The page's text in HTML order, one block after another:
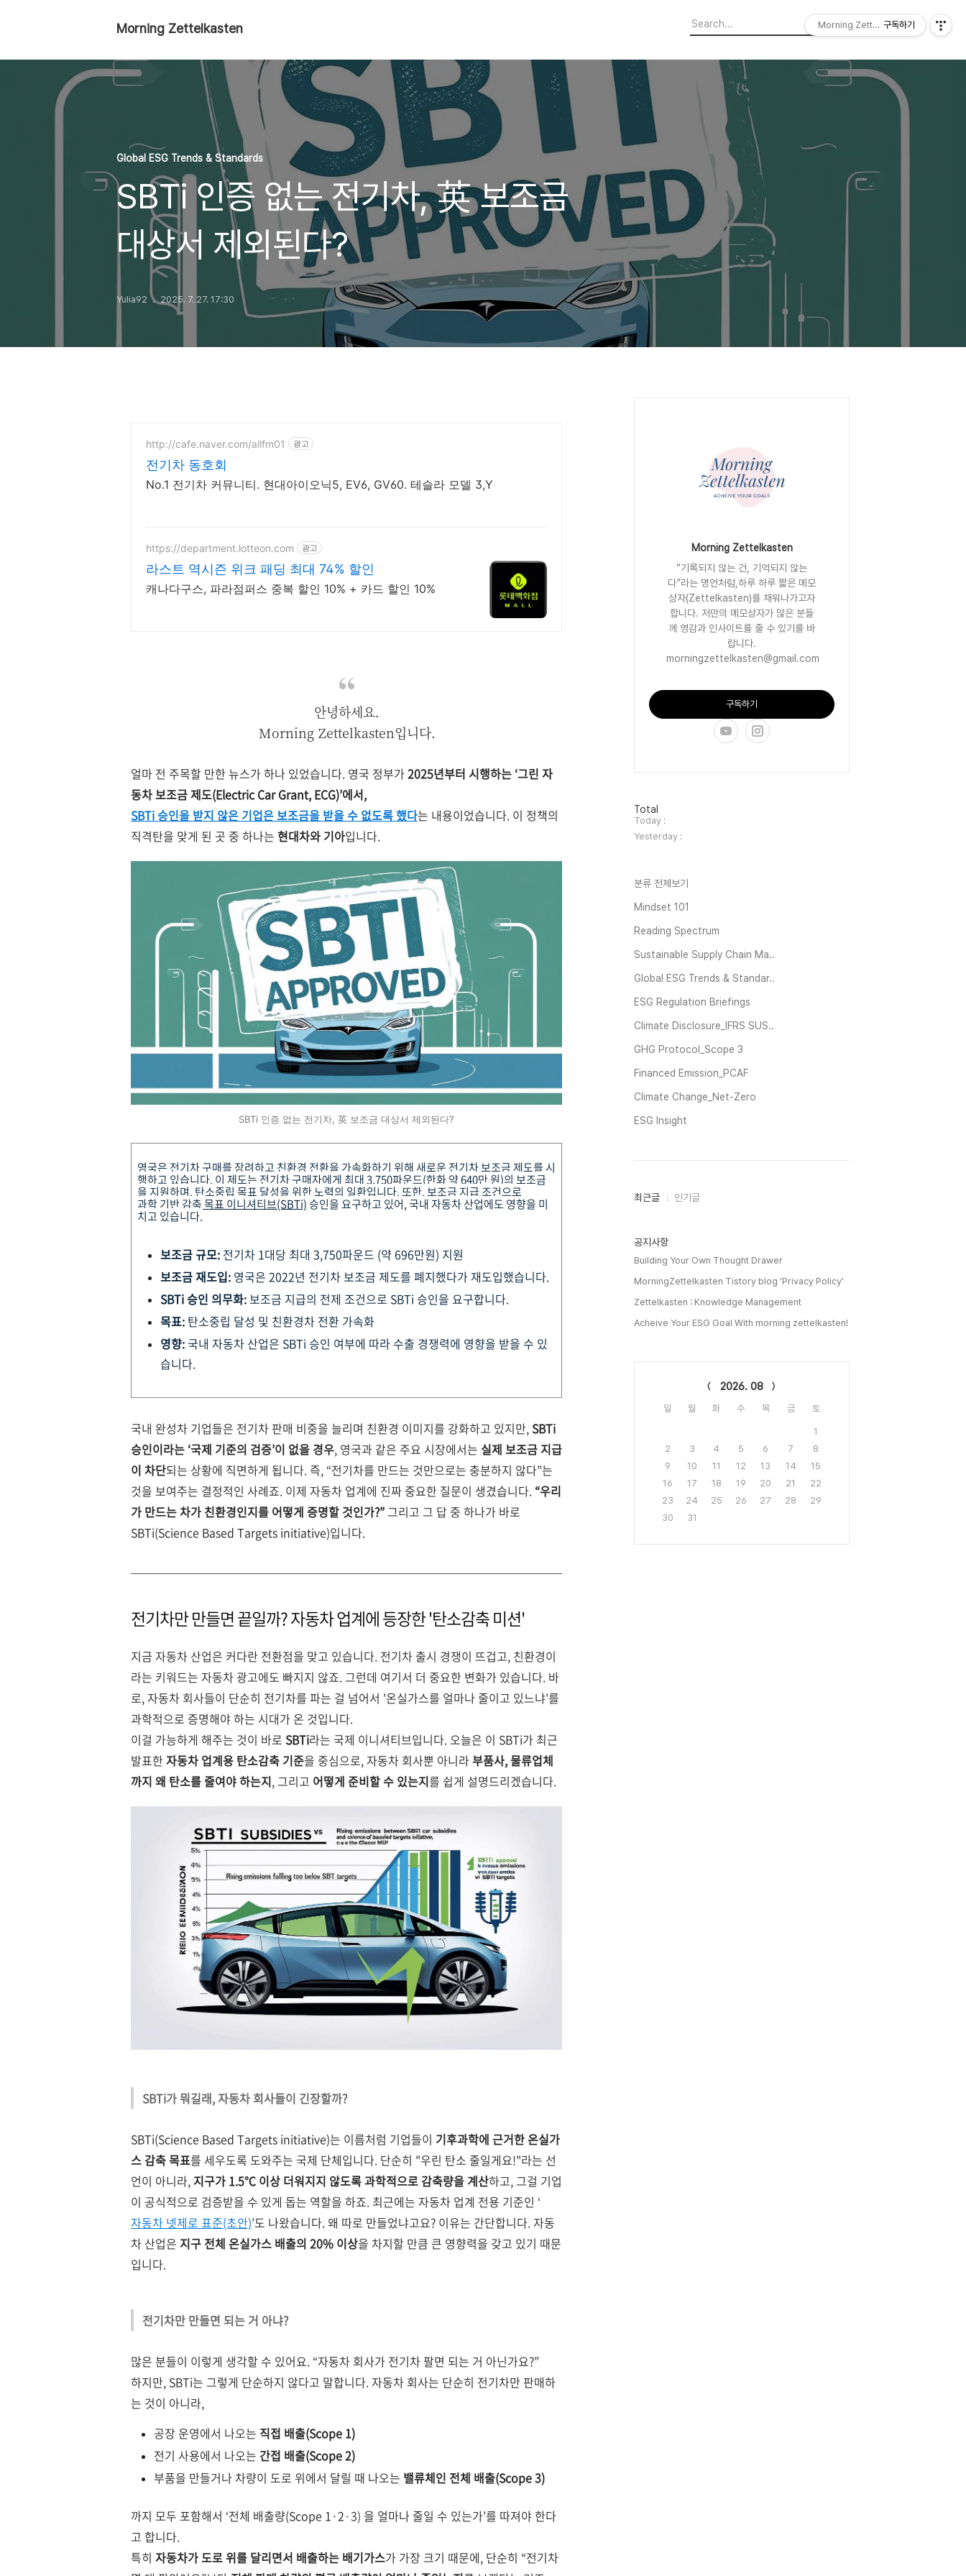
Morning Zettelkasten
Global ESG Trends & Standards
SBTi 인증 없는 전기차, 英 보조금
대상서 제외된다?
Yulia92 2025. 7. 27. 17:30
http://cafe.naver.com/allfm01 광고
전기차 동호회
No.1 전기차 커뮤니티. 현대아이오닉5, EV6, GV60. 테슬라 모델 3,Y
https://department.lotteon.com 광고
라스트 역시즌 위크 패딩 최대 74% 할인
캐나다구스, 파라점퍼스 중복 할인 10% + 카드 할인 10%
안녕하세요.
Morning Zettelkasten입니다.
얼마 전 주목할 만한 뉴스가 하나 있었습니다. 영국 정부가2025년부터 시행하는 ‘그린 자
동차 보조금 제도(Electric Car Grant, ECG)’에서,
SBTi 승인을 받지 않은 기업은 보조금을 받을 수 없도록 했다는 내용이었습니다. 이 정책의
직격탄을 맞게 된 곳 중 하나는 현대차와 기아입니다.
SBTi 인증 없는 전기차, 英 보조금 대상서 제외된다?
영국은 전기차 구매를 장려하고 친환경 전환을 가속화하기 위해 새로운 전기차 보조금 제도를 시
행하고 있습니다. 이 제도는 전기차 구매자에게 최대 3,750파운드(한화 약 640만 원)의 보조금
을 지원하며, 탄소중립 목표 달성을 위한 노력의 일환입니다.또한, 보조금 지급 조건으로
과학 기반 감축 목표 이니셔티브(SBTi)승인을 요구하고 있어, 국내 자동차 산업에도 영향을 미
치고 있습니다.
보조금 규모: 전기차 1대당 최대 3,750파운드 (약 696만원) 지원
보조금 재도입: 영국은 2022년 전기차 보조금 제도를 폐지했다가 재도입했습니다.
SBTi 승인 의무화:보조금 지급의 전제 조건으로 SBTi 승인을 요구합니다.
목표: 탄소중립 달성 및 친환경차 전환 가속화
영향:국내 자동차 산업은 SBTi 승인 여부에 따라 수출 경쟁력에 영향을 받을 수 있
습니다.
국내 완성차 기업들은 전기차 판매 비중을 늘리며 친환경 이미지를 강화하고 있지만,SBTi
승인이라는 ‘국제 기준의 검증’이 없을 경우, 영국과 같은 주요 시장에서는 실제 보조금 지급
이 차단되는 상황에 직면하게 됩니다. 즉, “전기차를 만드는 것만으로는 충분하지 않다”는
것을 보여주는 결정적인 사례죠. 이제 자동차 업계에 진짜 중요한 질문이 생겼습니다. “우리
가 만드는 차가 친환경인지를 어떻게 증명할 것인가?” 그리고 그 답 중 하나가 바로
SBTi(Science Based Targets initiative)입니다.
전기차만 만들면 끝일까? 자동차 업계에 등장한 '탄소감축 미션'
지금 자동차 산업은 커다란 전환점을 맞고 있습니다. 전기차 출시 경쟁이 뜨겁고, 친환경이
라는 키워드는 자동차 광고에도 빠지지 않죠. 그런데 여기서 더 중요한 변화가 있습니다. 바
로, 자동차 회사들이 단순히 전기차를 파는 걸 넘어서 '온실가스를 얼마나 줄이고 있느냐'를
과학적으로 증명해야 하는 시대가 온 것입니다.
이걸 가능하게 해주는 것이 바로 SBTi라는 국제 이니셔티브입니다. 오늘은 이 SBTi가 최근
발표한 자동차 업계용 탄소감축 기준을 중심으로, 자동차 회사뿐 아니라부품사, 물류업체
까지 왜 탄소를 줄여야 하는지, 그리고 어떻게 준비할 수 있는지를 쉽게 설명드리겠습니다.
SBTi가 뭐길래, 자동차 회사들이 긴장할까?
SBTi(Science Based Targets initiative)는 이름처럼 기업들이 기후과학에 근거한 온실가
스 감축 목표를 세우도록 도와주는 국제 단체입니다. 단순히 "우린 탄소 줄일게요!"라는 선
언이 아니라, 지구가 1.5℃ 이상 더워지지 않도록 과학적으로 감축량을 계산하고, 그걸 기업
이 공식적으로 검증받을 수 있게 돕는 역할을 하죠. 최근에는 자동차 업계 전용 기준인 ‘
자동차 넷제로 표준(초안)’도 나왔습니다. 왜 따로 만들었냐고요? 이유는 간단합니다. 자동
차 산업은 지구 전체 온실가스 배출의 20% 이상을 차지할 만큼 큰 영향력을 갖고 있기 때문
입니다.
전기차만 만들면 되는 거 아냐?
많은 분들이 이렇게 생각할 수 있어요. “자동차 회사가 전기차 팔면 되는 거 아닌가요?”
하지만, SBTi는 그렇게 단순하지 않다고 말합니다. 자동차 회사는 단순히 전기차만 판매하
는 것이 아니라,
공장 운영에서 나오는 직접 배출(Scope 1)
전기 사용에서 나오는 간접 배출(Scope 2)
부품을 만들거나 차량이 도로 위에서 달릴 때 나오는 밸류체인 전체 배출(Scope 3)
까지 모두 포함해서 ‘전체 배출량(Scope 1·2·3) 을 얼마나 줄일 수 있는가’를 따져야 한다
고 합니다.
특히 자동차가 도로 위를 달리면서 배출하는 배기가스가 가장 크기 때문에, 단순히 “전기차
Morning Zettelkasten
“기록되지 않는 건, 기억되지 않는
다”라는 명언처럼,하루 하루 짧은 메모
상자(Zettelkasten)를 채워나가고자
합니다. 저만의 메모상자가 많은 분들
께 영감과 인사이트를 줄 수 있기를 바
랍니다.
morningzettelkasten@gmail.com
구독하기
방
문
자
수
Total
Today :
Yesterday :
분류 전체보기
Mindset 101
Reading Spectrum
Sustainable Supply Chain Ma..
Global ESG Trends & Standar..
ESG Regulation Briefings
Climate Disclosure_IFRS SUS..
GHG Protocol_Scope 3
Financed Emission_PCAF
Climate Change_Net-Zero
ESG Insight
최
인
글
최근글 인기글
공지사항
Building Your Own Thought Drawer
MorningZettelkasten Tistory blog ‘Privacy Policy’
Zettelkasten : Knowledge Management
Acheive Your ESG Goal With morning zettelkasten!
2026. 08
일 월 화 수 목 금 토
1
2
3 4 5 6 7
8
9
10 11 12 13 14
15
16
17 18 19 20 21
22
23
24 25 26 27 28
29
30
31
Morning Zettelkasten
구독하기